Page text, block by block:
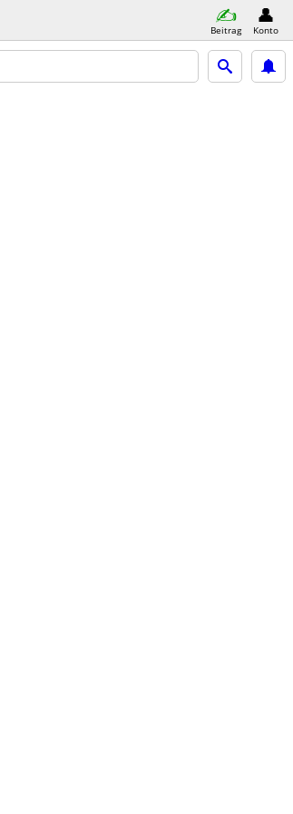
Beitrag Konto